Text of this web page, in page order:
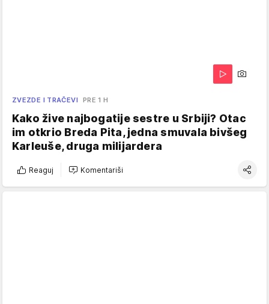
ZVEZDE I TRAČEVI PRE 1 H
Kako žive najbogatije sestre u Srbiji? Otac
im otkrio Breda Pita, jedna smuvala bivšeg
Karleuše, druga milijardera
Reaguj Komentariši